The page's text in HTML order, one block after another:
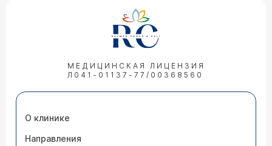
МЕДИЦИНСКАЯ ЛИЦЕНЗИЯ
Л041-01137-77/00368560
О клинике
Направления